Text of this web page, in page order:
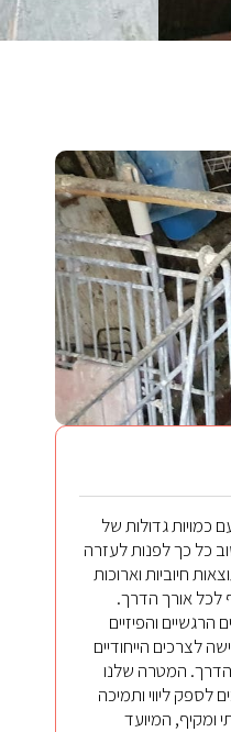
כמויות גדולות של
כל כך לפנות לעזרה
חיוביות וארוכות
לכל אורך הדרך.
והפיזיים
לצרכים הייחודיים
הדרך. המטרה שלנו
לספק ליווי ותמיכה
ומקיף, המיועד